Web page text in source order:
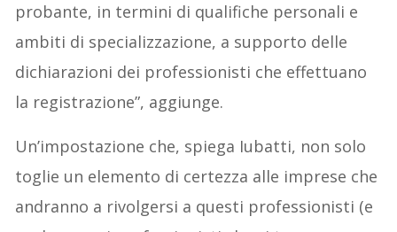
probante, in termini di qualifiche personali e
ambiti di specializzazione, a supporto delle
dichiarazioni dei professionisti che effettuano
la registrazione”, aggiunge.
Un’impostazione che, spiega Iubatti, non solo
toglie un elemento di certezza alle imprese che
andranno a rivolgersi a questi professionisti (e